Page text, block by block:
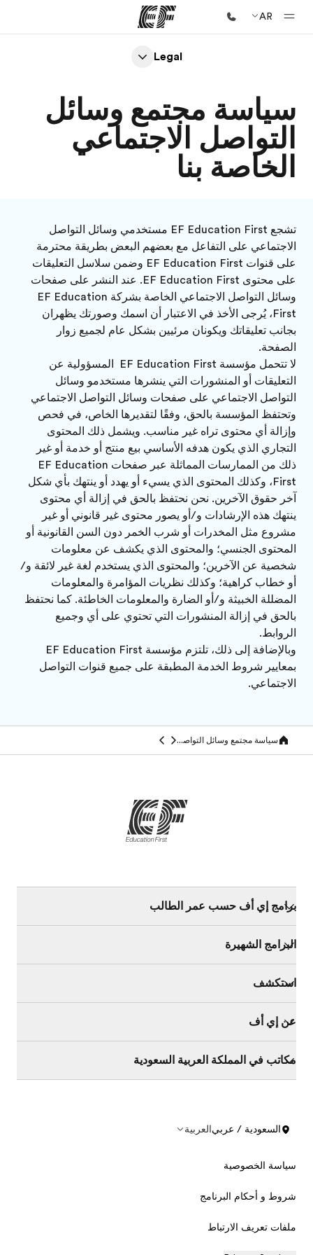
AR
برامج
شاهد كل ما نقوم به
مكاتب
من نحن
وظائف
إنضم إلى الفريق
Legal
سياسة مجتمع وسائل
التواصل الاجتماعي
الخاصة بنا
تشجع EF Education First مستخدمي وسائل التواصل
الاجتماعي على التفاعل مع بعضهم البعض بطريقة محترمة
على قنوات EF Education First وضمن سلاسل التعليقات
على محتوى EF Education First. عند النشر على صفحات
وسائل التواصل الاجتماعي الخاصة بشركة EF Education
First، يُرجى الأخذ في الاعتبار أن اسمك وصورتك يظهران
بجانب تعليقاتك ويكونان مرئيين بشكل عام لجميع زوار
الصفحة.
لا تتحمل مؤسسة EF Education First المسؤولية عن
التعليقات أو المنشورات التي ينشرها مستخدمو وسائل
التواصل الاجتماعي على صفحات وسائل التواصل الاجتماعي
وتحتفظ المؤسسة بالحق، وفقًا لتقديرها الخاص، في فحص
وإزالة أي محتوى تراه غير مناسب. ويشمل ذلك المحتوى
التجاري الذي يكون هدفه الأساسي بيع منتج أو خدمة أو غير
ذلك من الممارسات المماثلة عبر صفحات EF Education
First، وكذلك المحتوى الذي يسيء أو يهدد أو ينتهك بأي شكل
آخر حقوق الآخرين. نحن نحتفظ بالحق في إزالة أي محتوى
ينتهك هذه الإرشادات و/أو يصور محتوى غير قانوني أو غير
مشروع مثل المخدرات أو شرب الخمر دون السن القانونية أو
المحتوى الجنسي؛ والمحتوى الذي يكشف عن معلومات
شخصية عن الآخرين؛ والمحتوى الذي يستخدم لغة غير لائقة و/
أو خطاب كراهية؛ وكذلك نظريات المؤامرة والمعلومات
المضللة الخبيثة و/أو الضارة والمعلومات الخاطئة. كما نحتفظ
بالحق في إزالة المنشورات التي تحتوي على أي وجميع
الروابط.
بمعايير شروط الخدمة المطبقة على جميع قنوات التواصل
الاجتماعي.
Home سياسة مجتمع وسائل التواصل الاجتماعي الخاصة بنا
برامج إي أف حسب عمر الطالب
البرامج الشهيرة
استكشف
عن إي أف
مكاتب في المملكة العربية السعودية
السعودية / عربيالعربية
سياسة الخصوصية
شروط و أحكام البرنامج
ملفات تعريف الارتباط